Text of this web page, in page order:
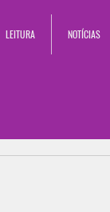
LEITURA NOTÍCIAS